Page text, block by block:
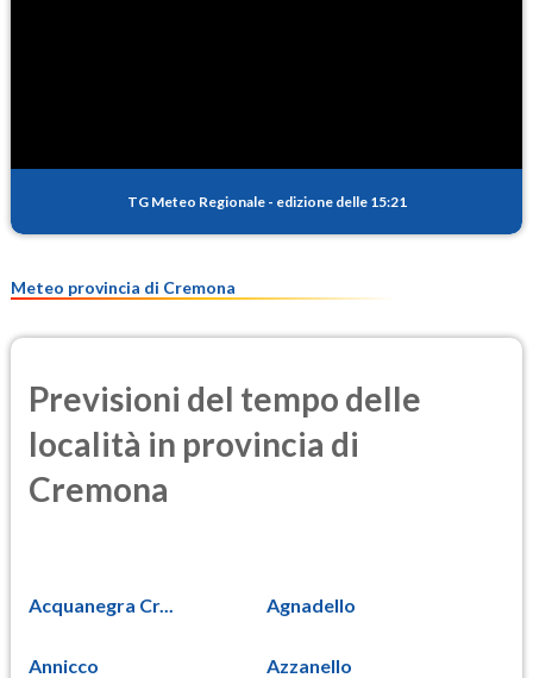
PM25
TG Meteo Regionale - edizione delle 15:21
Meteo provincia di Cremona
Previsioni del tempo delle
località in provincia di
Cremona
Acquanegra Cr... Agnadello
Annicco Azzanello